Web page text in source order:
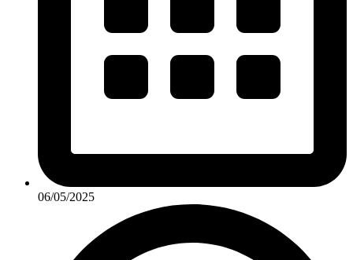
06/05/2025